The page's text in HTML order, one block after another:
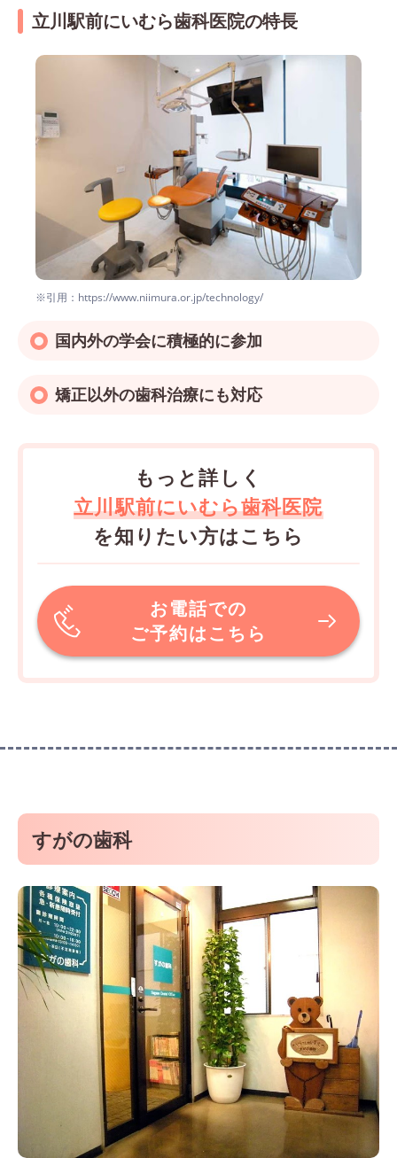
立川駅前にいむら歯科医院の特長
※引用：https://www.niimura.or.jp/technology/
国内外の学会に積極的に参加
矯正以外の歯科治療にも対応
もっと詳しく
立川駅前にいむら歯科医院
を知りたい方はこちら
お電話での
ご予約はこちら
すがの歯科